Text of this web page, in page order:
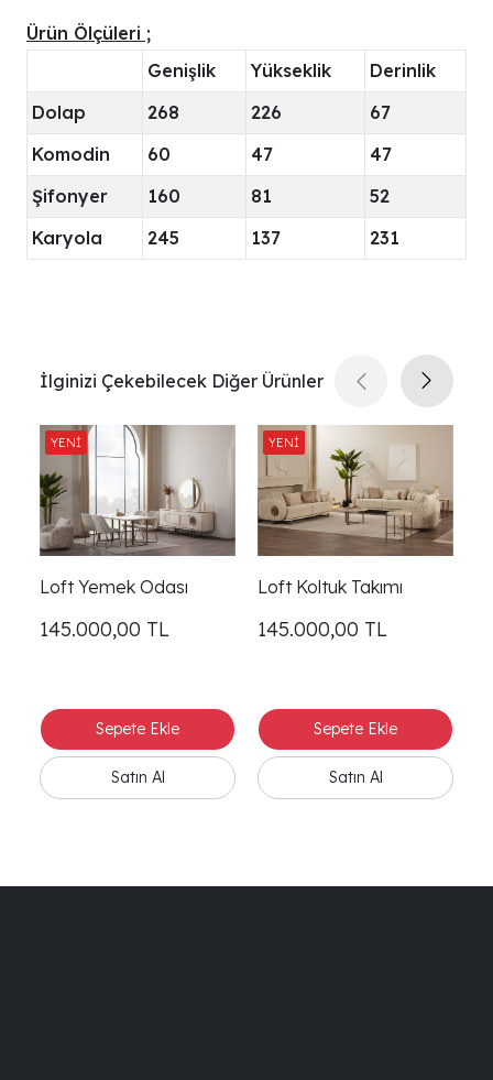
Ürün Ölçüleri ;
Genişlik
Yükseklik
Derinlik
Dolap
268 226
67
Komodin
60 47
47
Şifonyer
160 81
52
Karyola
245 137 231
İlginizi Çekebilecek Diğer Ürünler
Loft Yemek Odası
145.000,00 TL
Loft Koltuk Takımı
145.000,00 TL